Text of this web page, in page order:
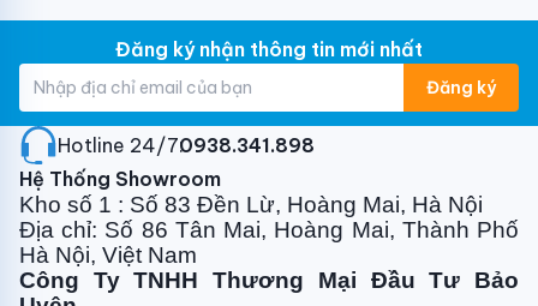
thể thay đổi mà không cần báo trước.
ĐẶC ĐIỂM SẢN PHẨM
·Gas R32 tiên tiến tiết kiệm điện, thân thiện với
môi trường.
· Dàn đồng nguyên chất có độ bền cao.
·Dàn tản nhiệt golden fin.
Đăng ký nhận thông tin mới nhất
Đăng ký
Hotline 24/7:0938.341.898
Hệ Thống Showroom
Kho số 1 : Số 83 Đền Lừ, Hoàng Mai, Hà Nội
Địa chỉ: Số 86 Tân Mai, Hoàng Mai, Thành Phố
Hà Nội, Việt Nam
Công Ty TNHH Thương Mại Đầu Tư Bảo